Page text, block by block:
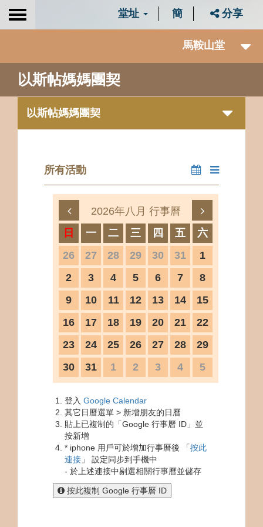
Toggle
堂址 簡 分享
馬鞍山堂
以斯帖媽媽團契
以斯帖媽媽團契
所有活動
2026年八月 行事曆
日
一 二 三 四 五
六
26
27 28 29 30 31
1
2
3 4 5 6 7
8
9
10 11 12 13 14
15
16
17 18 19 20 21
22
23
24 25 26 27 28
29
30
31 1 2 3 4 5
登入 Google Calendar
其它日曆選單 > 新增朋友的日曆
貼上已複制的「Google 行事曆 ID」並
按新增
* iphone 用戶可於增加行事曆後 「按此
連接 」 設定同步到手機中
- 於上述連接中剔選相關行事曆並儲存
按此複制 Google 行事曆 ID